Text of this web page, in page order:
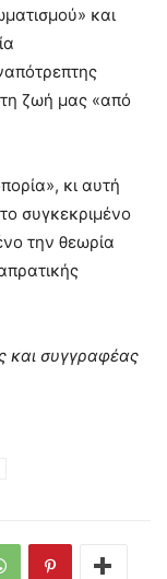
και
ζωή μας «από
κι αυτή
συγκεκριμένο
την θεωρία
και συγγραφέας